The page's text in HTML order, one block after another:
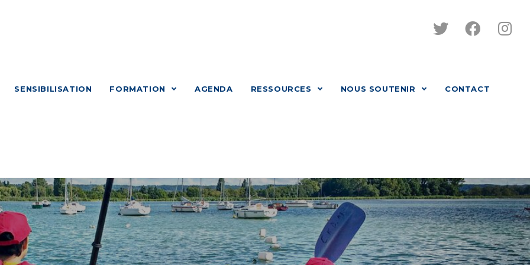
SENSIBILISATION FORMATION AGENDA RESSOURCES NOUS SOUTENIR CONTACT